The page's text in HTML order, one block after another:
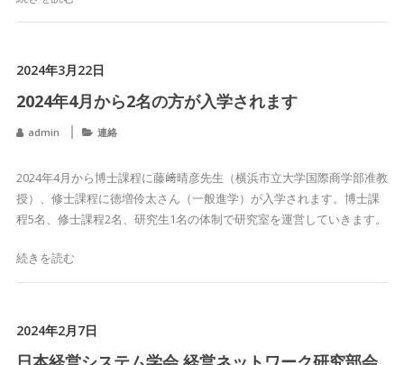
2024年3月22日
2024年4月から2名の方が入学されます
admin 連絡
2024年4月から博士課程に藤﨑晴彦先生（横浜市立大学国際商学部准教
授）、修士課程に徳増伶太さん（一般進学）が入学されます。博士課
程5名、修士課程2名、研究生1名の体制で研究室を運営していきます。
続きを読む
2024年2月7日